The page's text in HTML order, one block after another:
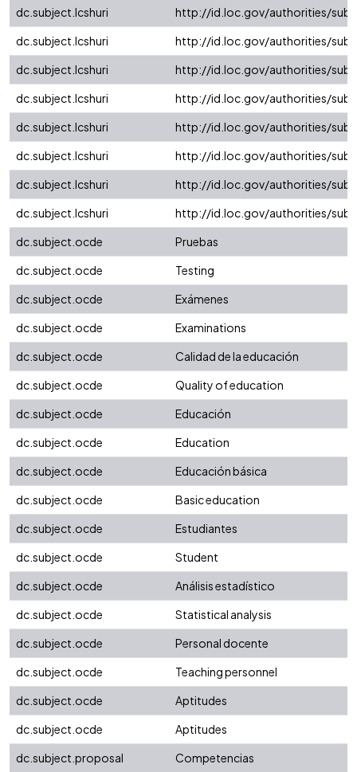
dc.subject.lcshuri
http://id.loc.gov/authorities/
dc.subject.lcshuri
http://id.loc.gov/authorities/
dc.subject.lcshuri
http://id.loc.gov/authorities/
dc.subject.lcshuri
http://id.loc.gov/authorities/
dc.subject.lcshuri
http://id.loc.gov/authorities/
dc.subject.lcshuri
http://id.loc.gov/authorities/
dc.subject.lcshuri
http://id.loc.gov/authorities/
dc.subject.lcshuri
http://id.loc.gov/authorities/
dc.subject.ocde
Pruebas
dc.subject.ocde
Testing
dc.subject.ocde
Exámenes
dc.subject.ocde
Examinations
dc.subject.ocde
Calidad de la educación
dc.subject.ocde
Quality of education
dc.subject.ocde
Educación
dc.subject.ocde
Education
dc.subject.ocde
Educación básica
dc.subject.ocde
Basic education
dc.subject.ocde
Estudiantes
dc.subject.ocde
Student
dc.subject.ocde
Análisis estadístico
dc.subject.ocde
Statistical analysis
dc.subject.ocde
Personal docente
dc.subject.ocde
Teaching personnel
dc.subject.ocde
Aptitudes
dc.subject.ocde
Aptitudes
dc.subject.proposal
Competencias